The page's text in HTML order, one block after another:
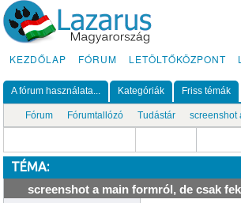
KEZDŐLAP FÓRUM LETÖLTŐKÖZPONT
A fórum használata... Kategóriák Friss témák
Fórum Fórumtallózó Tudástár screenshot
TÉMA:
screenshot a main formról, de csak